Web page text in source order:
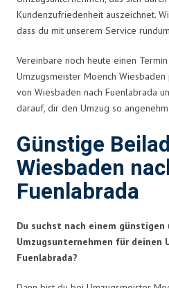
Kundenzufriedenheit auszeichnet.
dass du mit unserem Service
Vereinbare noch heute einen
Umzugsmeister Moench
von Wiesbaden nach Fuenlabrada
darauf, dir den Umzug so
Günstige
Wiesbaden
Fuenlabrada
Du suchst nach einem günstigen
Umzugsunternehmen für deinen
Fuenlabrada?